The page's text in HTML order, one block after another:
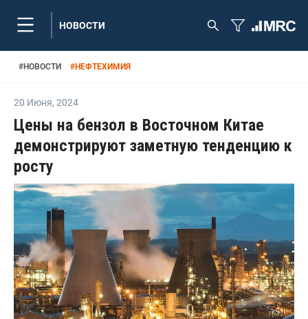
НОВОСТИ
#НОВОСТИ #НЕФТЕХИМИЯ
20 Июня, 2024
Цены на бензол в Восточном Китае
демонстрируют заметную тенденцию к
росту